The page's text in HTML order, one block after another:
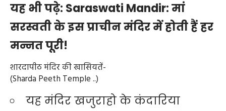
यह भी पढ़े: Saraswati Mandir: मां
सरस्वती के इस प्राचीन मंदिर में होती हैं हर
मन्नत पूरी!
शारदापीठ मंदिर की खासियतें-
(Sharda Peeth Temple ..)
यह मंदिर खजुराहो के कंदारिया